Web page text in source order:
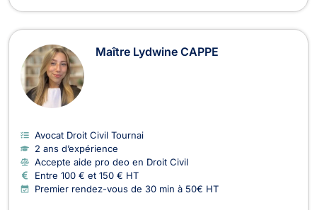
Maître Lydwine CAPPE
Avocat Droit Civil Tournai
2 ans d’expérience
Accepte aide pro deo en Droit Civil
Entre 100 € et 150 € HT
Premier rendez-vous de 30 min à 50€ HT